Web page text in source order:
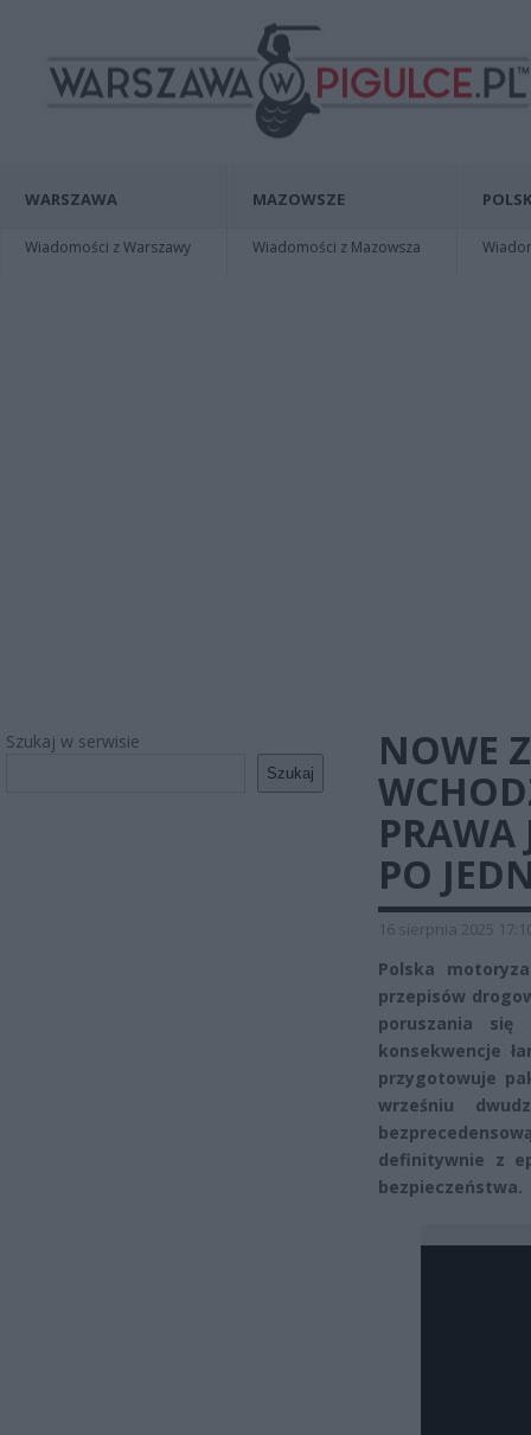
WARSZAWA
Wiadomości z Warszawy
MAZOWSZE
Wiadomości z Mazowsza
Szukaj w serwisie
Szukaj
NOWE
PO
16 sierpnia 2025
Polska
przepisów
poruszania się
konsekwencje
przygotowuje
wrześniu
definitywnie z
bezpieczeństwa.